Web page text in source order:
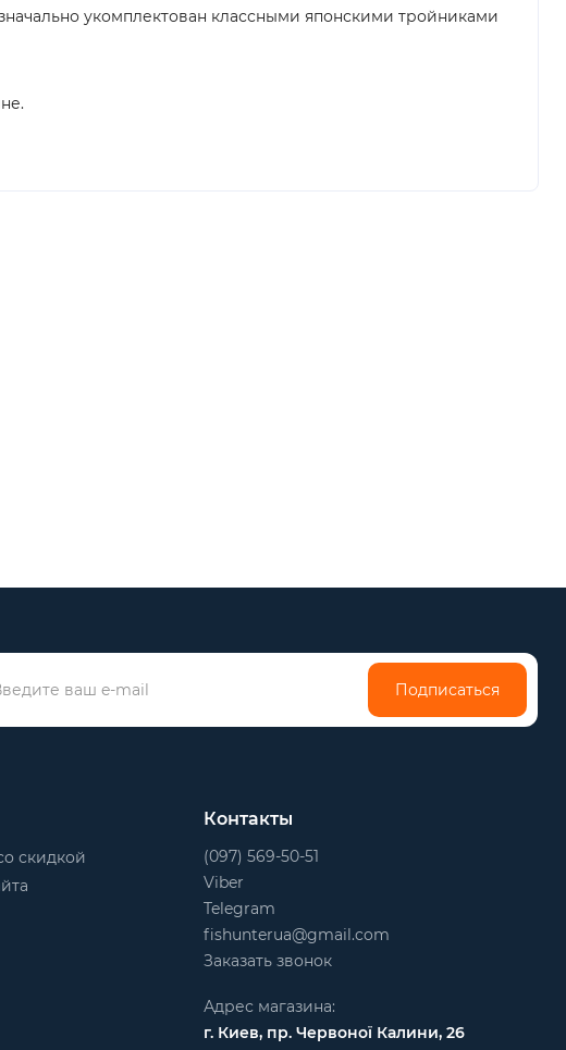
укомплектован классными японскими тройниками
Подписаться
скидкой
Контакты
(097) 569-50-51
Viber
Telegram
fishunterua@gmail.com
Заказать звонок
Адрес магазина:
г. Киев, пр. Червоної Калини, 26